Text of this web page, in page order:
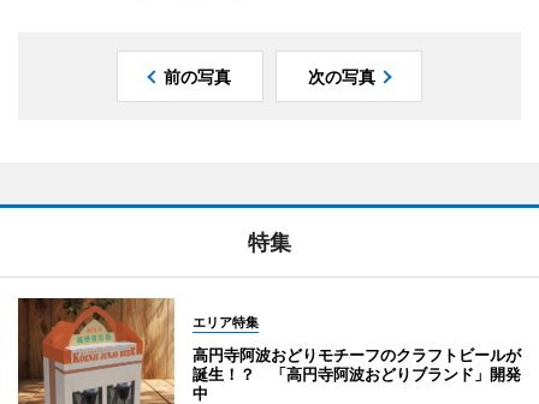
前の写真 次の写真
特集
エリア特集
高円寺阿波おどりモチーフのクラフトビールが
誕生！？ 「高円寺阿波おどりブランド」開発
中